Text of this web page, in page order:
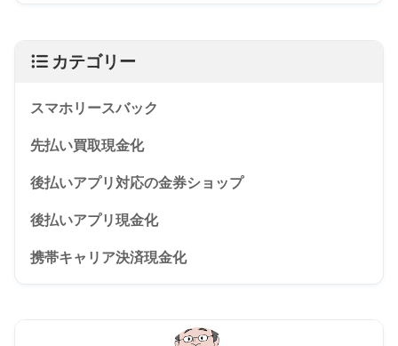
カテゴリー
スマホリースバック
先払い買取現金化
後払いアプリ対応の金券ショップ
後払いアプリ現金化
携帯キャリア決済現金化